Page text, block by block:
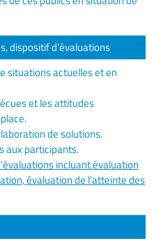
dispositif d’évaluations
situations actuelles et en
et les attitudes
de solutions.
aux participants.
incluant évaluation
évaluation de l'atteinte des